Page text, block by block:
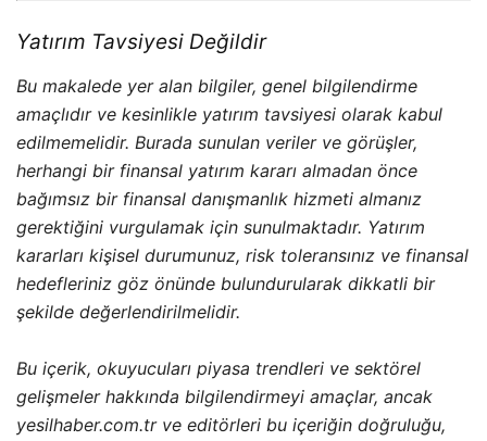
Yatırım Tavsiyesi Değildir
Bu makalede yer alan bilgiler, genel bilgilendirme
amaçlıdır ve kesinlikle yatırım tavsiyesi olarak kabul
edilmemelidir. Burada sunulan veriler ve görüşler,
herhangi bir finansal yatırım kararı almadan önce
bağımsız bir finansal danışmanlık hizmeti almanız
gerektiğini vurgulamak için sunulmaktadır. Yatırım
kararları kişisel durumunuz, risk toleransınız ve finansal
hedefleriniz göz önünde bulundurularak dikkatli bir
şekilde değerlendirilmelidir.
Bu içerik, okuyucuları piyasa trendleri ve sektörel
gelişmeler hakkında bilgilendirmeyi amaçlar, ancak
yesilhaber.com.tr ve editörleri bu içeriğin doğruluğu,